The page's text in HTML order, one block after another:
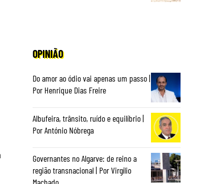
OPINIÃO
Do amor ao ódio vai apenas um passo |
Por Henrique Dias Freire
Albufeira, trânsito, ruído e equilíbrio |
Por António Nóbrega
Governantes no Algarve: de reino a
região transnacional | Por Virgílio